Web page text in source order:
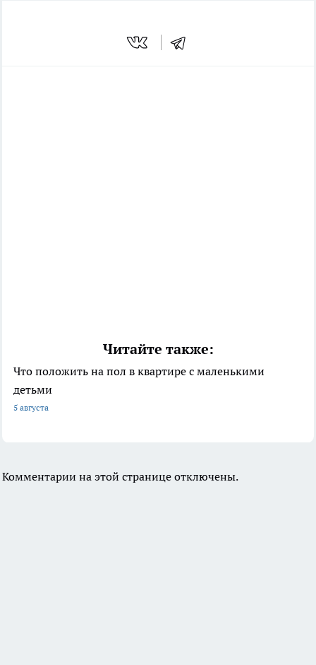
Читайте также:
Что положить на пол в квартире с маленькими
детьми
5 августа
Комментарии на этой странице отключены.